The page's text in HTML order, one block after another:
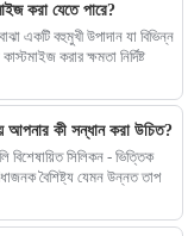
করা যেতে পারে?
একটি বহুমুখী উপাদান যা বিভিন্ন
করার ক্ষমতা নির্দিষ্ট
আপনার কী সন্ধান করা উচিত?
বিশেষায়িত সিলিকন - ভিত্তিক
বৈশিষ্ট্য যেমন উন্নত তাপ